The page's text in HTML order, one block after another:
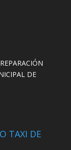
DE
TAXI DE